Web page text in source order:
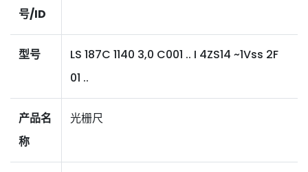
号/ID
型号
LS 187C 1140 3,0 C001 .. I 4ZS14 ~1Vss 2F
01 ..
产品名
称
光栅尺